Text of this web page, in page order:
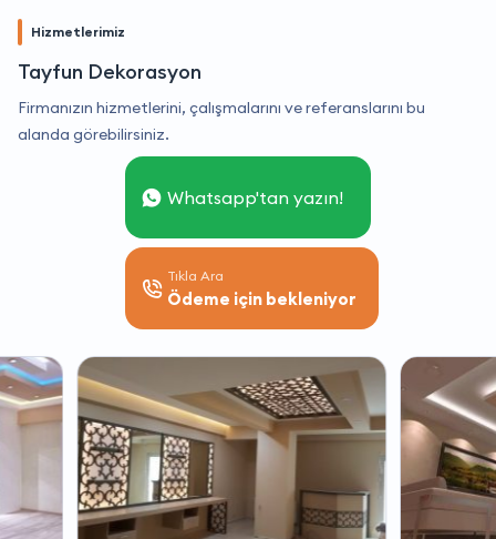
Hizmetlerimiz
Tayfun Dekorasyon
Firmanızın hizmetlerini, çalışmalarını ve referanslarını bu
alanda görebilirsiniz.
Whatsapp'tan yazın!
Tıkla Ara
Ödeme için bekleniyor